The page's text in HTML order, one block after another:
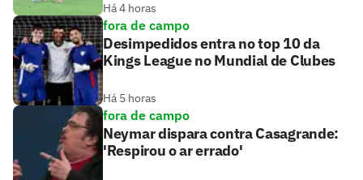
Há 4 horas
fora de campo
Desimpedidos entra no top 10 da
Kings League no Mundial de Clubes
Há 5 horas
fora de campo
Neymar dispara contra Casagrande:
'Respirou o ar errado'